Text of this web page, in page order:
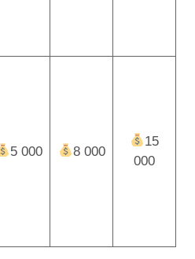
5 000 8 000
15
000